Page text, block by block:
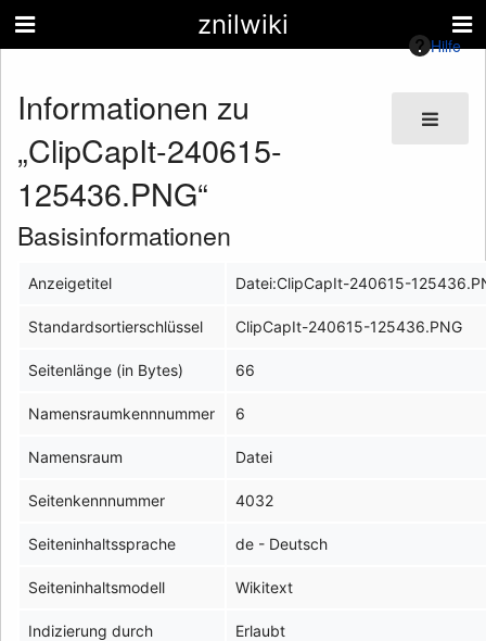
znilwiki
Hilfe
Informationen zu
„ClipCapIt-240615-
125436.PNG“
Basisinformationen
Anzeigetitel Datei:ClipCapIt-240615-
Standardsortierschlüssel ClipCapIt-240615-125436.PNG
Seitenlänge (in Bytes) 66
Namensraumkennnummer 6
Namensraum Datei
Seitenkennnummer 4032
Seiteninhaltssprache de - Deutsch
Seiteninhaltsmodell Wikitext
Indizierung durch
Erlaubt